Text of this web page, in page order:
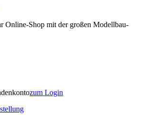
Online-Shop mit der großen Modellbau-
zum Login